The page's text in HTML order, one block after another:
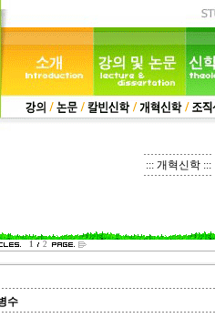
::: 개혁신학 :::
1 2
수